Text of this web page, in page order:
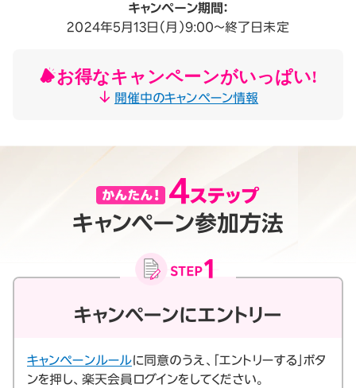
キャンペーン期間：
2024年5月13日（月）9:00～終了日未定
お得なキャンペーンがいっぱい!
開催中のキャンペーン情報
キャンペーン参加方法
キャンペーンにエントリー
キャンペーンルールに同意のうえ、「エントリーする」ボタ
ンを押し、楽天会員ログインをしてください。